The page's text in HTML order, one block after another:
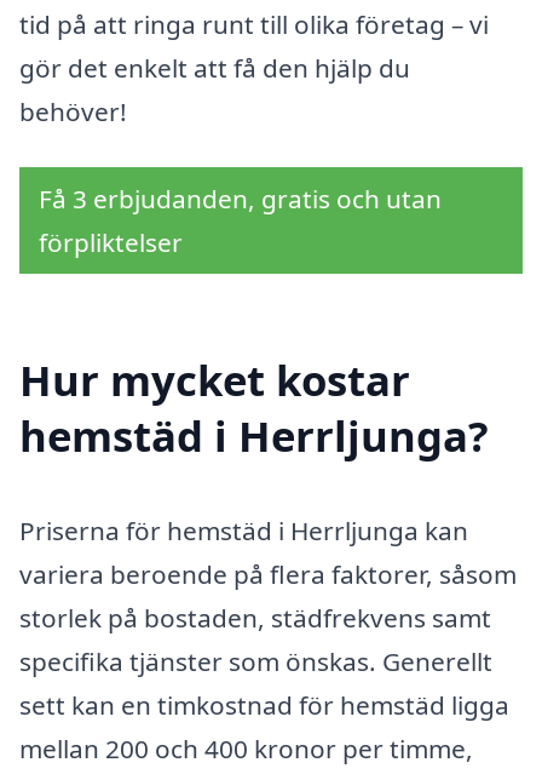
tid på att ringa runt till olika företag – vi
gör det enkelt att få den hjälp du
behöver!
Få 3 erbjudanden, gratis och utan
förpliktelser
Hur mycket kostar
hemstäd i Herrljunga?
Priserna för hemstäd i Herrljunga kan
variera beroende på flera faktorer, såsom
storlek på bostaden, städfrekvens samt
specifika tjänster som önskas. Generellt
sett kan en timkostnad för hemstäd ligga
mellan 200 och 400 kronor per timme,